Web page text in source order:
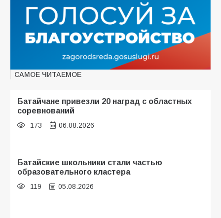
САМОЕ ЧИТАЕМОЕ
Батайчане привезли 20 наград с областных
соревнований
173 06.08.2026
Батайские школьники стали частью
образовательного кластера
119 05.08.2026